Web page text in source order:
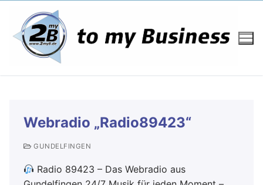
Webradio „Radio89423“
GUNDELFINGEN
Radio 89423 – Das Webradio aus